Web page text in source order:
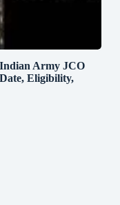
Indian Army JCO
Eligibility,